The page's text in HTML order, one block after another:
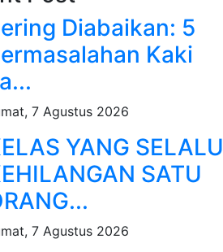
Diabaikan: 5
Kaki
7 Agustus 2026
YANG SELALU
SATU
7 Agustus 2026